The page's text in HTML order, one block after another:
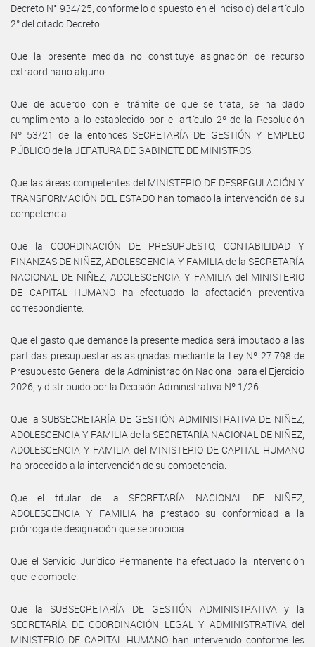
Decreto N° 934/25, conforme lo dispuesto en el inciso d) del artículo
2° del citado Decreto.
Que la presente medida no constituye asignación de recurso
extraordinario alguno.
Que de acuerdo con el trámite de que se trata, se ha dado
cumplimiento a lo establecido por el artículo 2º de la Resolución
Nº 53/21 de la entonces SECRETARÍA DE GESTIÓN Y EMPLEO
PÚBLICO de la JEFATURA DE GABINETE DE MINISTROS.
Que las áreas competentes del MINISTERIO DE DESREGULACIÓN Y
TRANSFORMACIÓN DEL ESTADO han tomado la intervención de su
competencia.
Que la COORDINACIÓN DE PRESUPUESTO, CONTABILIDAD Y
FINANZAS DE NIÑEZ, ADOLESCENCIA Y FAMILIA de la SECRETARÍA
NACIONAL DE NIÑEZ, ADOLESCENCIA Y FAMILIA del MINISTERIO
DE CAPITAL HUMANO ha efectuado la afectación preventiva
correspondiente.
Que el gasto que demande la presente medida será imputado a las
partidas presupuestarias asignadas mediante la Ley Nº 27.798 de
Presupuesto General de la Administración Nacional para el Ejercicio
2026, y distribuido por la Decisión Administrativa Nº 1/26.
Que la SUBSECRETARÍA DE GESTIÓN ADMINISTRATIVA DE NIÑEZ,
ADOLESCENCIA Y FAMILIA de la SECRETARÍA NACIONAL DE NIÑEZ,
ADOLESCENCIA Y FAMILIA del MINISTERIO DE CAPITAL HUMANO
ha procedido a la intervención de su competencia.
Que el titular de la SECRETARÍA NACIONAL DE NIÑEZ,
ADOLESCENCIA Y FAMILIA ha prestado su conformidad a la
prórroga de designación que se propicia.
Que el Servicio Jurídico Permanente ha efectuado la intervención
que le compete.
Que la SUBSECRETARÍA DE GESTIÓN ADMINISTRATIVA y la
SECRETARÍA DE COORDINACIÓN LEGAL Y ADMINISTRATIVA del
MINISTERIO DE CAPITAL HUMANO han intervenido conforme les